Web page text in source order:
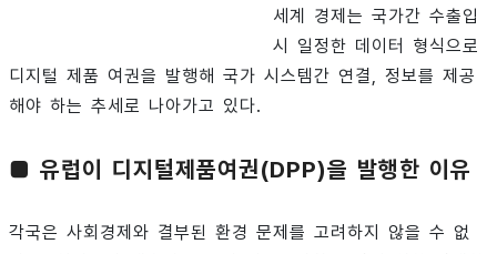
세계 경제는 국가간 수출입
시 일정한 데이터 형식으로
디지털 제품 여권을 발행해 국가 시스템간 연결, 정보를 제공
해야 하는 추세로 나아가고 있다.
■ 유럽이 디지털제품여권(DPP)을 발행한 이유
각국은 사회경제와 결부된 환경 문제를 고려하지 않을 수 없